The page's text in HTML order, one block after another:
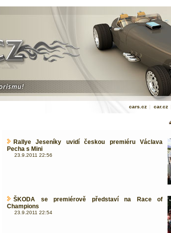
cars.cz | car.cz
Rallye Jeseníky uvidí českou premiéru Václava
Pecha s Mini
23.9.2011 22:56
ŠKODA se premiérově představí na Race of
Champions
23.9.2011 22:54